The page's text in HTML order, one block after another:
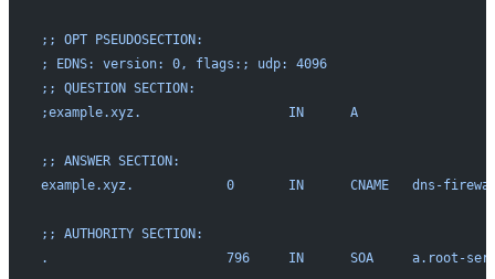
;; OPT PSEUDOSECTION:
; EDNS: version: 0, flags:; udp: 4096
;; QUESTION SECTION:
;example.xyz.                   IN      A
;; ANSWER SECTION:
example.xyz.            0       IN      CNAME   dns-
;; AUTHORITY SECTION:
.                       796     IN      SOA     a.root-